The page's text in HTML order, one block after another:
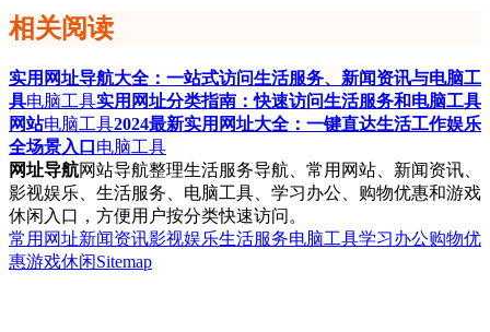
相关阅读
实用网址导航大全：一站式访问生活服务、新闻资讯与电脑工
具电脑工具实用网址分类指南：快速访问生活服务和电脑工具
网站电脑工具2024最新实用网址大全：一键直达生活工作娱乐
全场景入口 电脑工具
网址导航网站导航整理生活服务导航、常用网站、新闻资讯、
影视娱乐、生活服务、电脑工具、学习办公、购物优惠和游戏
休闲入口，方便用户按分类快速访问。
常用网址新闻资讯影视娱乐生活服务电脑工具学习办公购物优
惠游戏休闲Sitemap